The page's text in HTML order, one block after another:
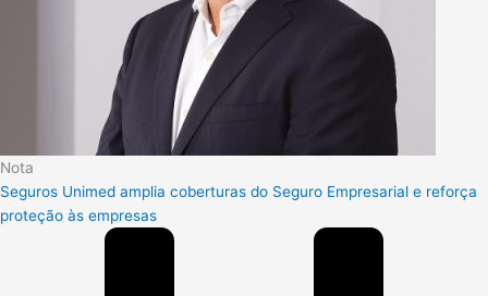
Nota
Seguros Unimed amplia coberturas do Seguro Empresarial e reforça
proteção às empresas